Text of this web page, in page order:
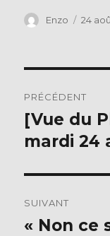
c
b
o
o
k
it
r
Auteur
Enzo
Publié
24
de
l’article
PRÉCÉDENT
Publication
précédente :
[Vue du
mardi 24
SUIVANT
Publication
« Non ce